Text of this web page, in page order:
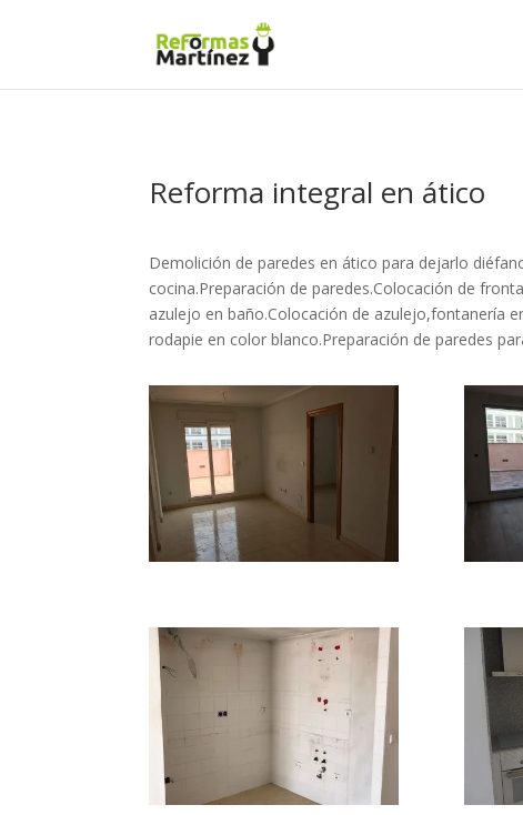
Reforma integral en ático
Demolición de paredes en ático para dejarlo
cocina.Preparación de paredes.Colocación de
azulejo en baño.Colocación de azulejo,fontanería
rodapie en color blanco.Preparación de paredes